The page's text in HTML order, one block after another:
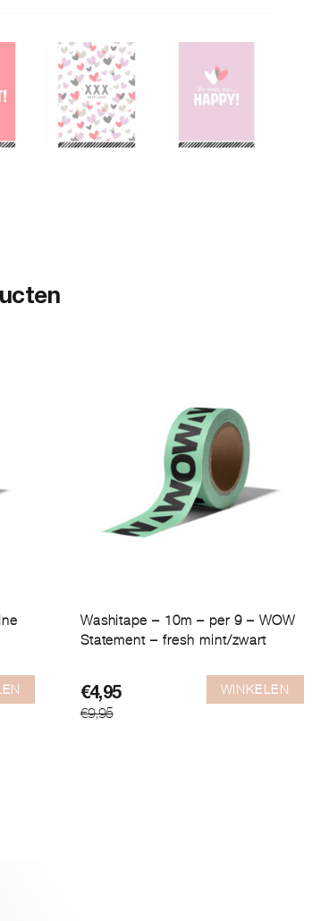
Washitape – 10m – per 9 – WOW
Statement – fresh mint/zwart
€9,95
Oorspronkelijke
prijs
€4,95
Huidige
prijs
WINKELEN